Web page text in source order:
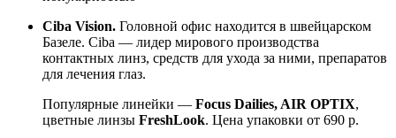
Ciba Vision. Головной офис находится в швейцарском
Базеле. Ciba — лидер мирового производства
контактных линз, средств для ухода за ними, препаратов
для лечения глаз.
Популярные линейки — Focus Dailies, AIR OPTIX,
цветные линзы FreshLook. Цена упаковки от 690 р.